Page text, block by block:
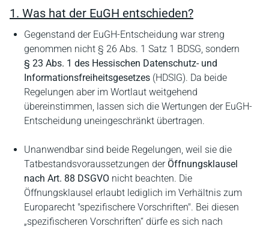
1. Was hat der EuGH entschieden?
Gegenstand der EuGH-Entscheidung war streng
genommen nicht § 26 Abs. 1 Satz 1 BDSG, sondern
§ 23 Abs. 1 des Hessischen Datenschutz- und
Informationsfreiheitsgesetzes (HDSIG). Da beide
Regelungen aber im Wortlaut weitgehend
übereinstimmen, lassen sich die Wertungen der EuGH-
Entscheidung uneingeschränkt übertragen.
Unanwendbar sind beide Regelungen, weil sie die
Tatbestandsvoraussetzungen der Öffnungsklausel
nach Art. 88 DSGVO nicht beachten. Die
Öffnungsklausel erlaubt lediglich im Verhältnis zum
Europarecht "spezifischere Vorschriften". Bei diesen
„spezifischeren Vorschriften“ dürfe es sich nach